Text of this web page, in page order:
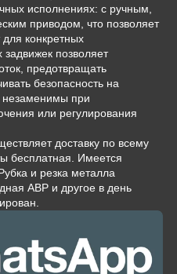
исполнениях: с ручным,
приводом, что позволяет
конкретных
позволяет
предотвращать
безопасность на
при
или регулирования
доставку по всему
бесплатная. Имеется
и резка металла
АВР и другое в день